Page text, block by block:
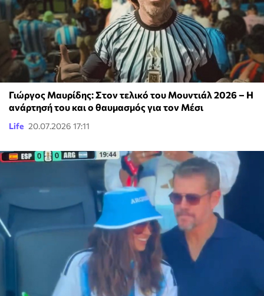
Γιώργος Μαυρίδης: Στον τελικό του Μουντιάλ 2026 – Η
ανάρτησή του και ο θαυμασμός για τον Μέσι
Life 20.07.2026 17:11